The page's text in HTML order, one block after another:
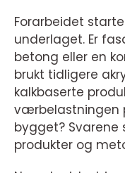
Forarbeidet
underlaget. Er
betong eller en
brukt tidligere
kalkbaserte
værbelastningen
bygget?
produkter og